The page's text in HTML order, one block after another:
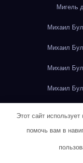
Мигель
Михаил
Михаил
Михаил
Михаил
Михаил
Михаил
Этот сайт
помочь вам в